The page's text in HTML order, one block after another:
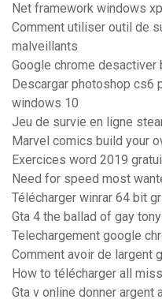
Net framework windows
Comment utiliser outil de
malveillants
Google chrome desactiver
Descargar photoshop cs6
windows 10
Jeu de survie en ligne
Marvel comics build your
Exercices word 2019
Need for speed most
Télécharger winrar 64 bit
Gta 4 the ballad of gay
Telechargement google
Comment avoir de largent
How to télécharger all
Gta v online donner argent